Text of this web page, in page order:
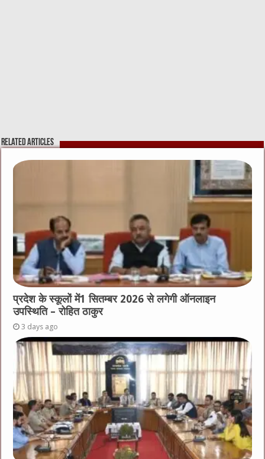
Related Articles
प्रदेश के स्कूलों में1 सितम्बर 2026 से लगेगी ऑनलाइन
उपस्थिति – रोहित ठाकुर
3 days ago